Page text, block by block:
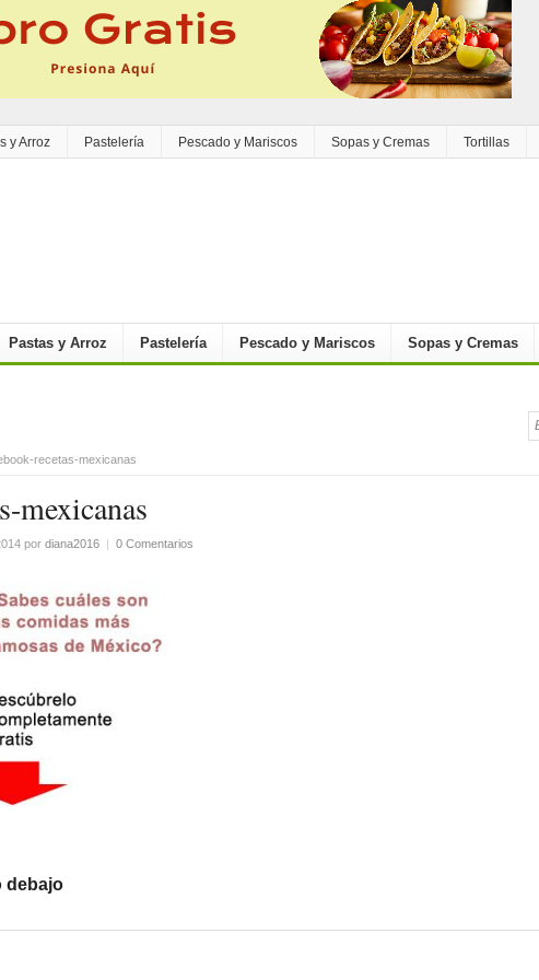
y Arroz Pastelería Pescado y Mariscos Sopas y Cremas Tortillas
Pastas y Arroz Pastelería Pescado y Mariscos Sopas y Cremas
recetas-mexicanas
mexicanas
por diana2016 | 0 Comentarios
debajo